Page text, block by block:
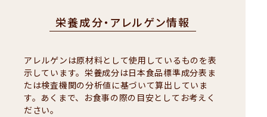
栄養成分・アレルゲン情報
アレルゲンは原材料として使用しているものを表
示しています。栄養成分は日本食品標準成分表ま
たは検査機関の分析値に基づいて算出していま
す。あくまで、お食事の際の目安としてお考えく
ださい。